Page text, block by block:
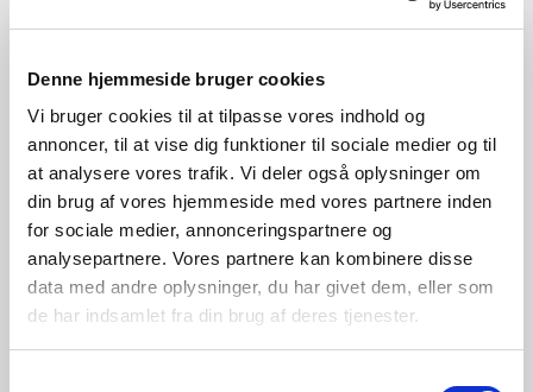
Denne hjemmeside bruger cookies
Vi bruger cookies til at tilpasse vores indhold og
annoncer, til at vise dig funktioner til sociale medier og til
at analysere vores trafik. Vi deler også oplysninger om
din brug af vores hjemmeside med vores partnere inden
for sociale medier, annonceringspartnere og
analysepartnere. Vores partnere kan kombinere disse
data med andre oplysninger, du har givet dem, eller som
de har indsamlet fra din brug af deres tjenester.
Farbtemperatur (K)
Helligkeit des Lichts (Lumen)
470.0
Bereich
Diverse (je nach Platzierung)
Hauptmaterial
Glas